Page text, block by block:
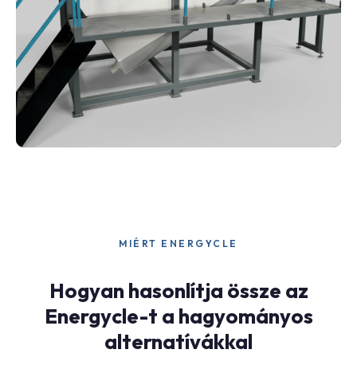
MIÉRT ENERGYCLE
Hogyan hasonlítja össze az
Energycle-t a hagyományos
alternatívákkal